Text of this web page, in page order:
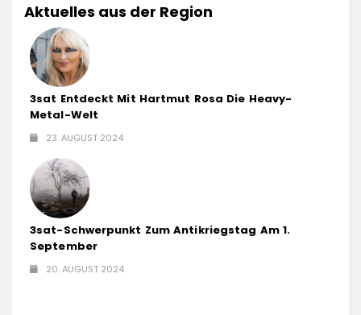
Aktuelles aus der Region
3sat Entdeckt Mit Hartmut Rosa Die Heavy-
Metal-Welt
23. AUGUST 2024
3sat-Schwerpunkt Zum Antikriegstag Am 1.
September
20. AUGUST 2024